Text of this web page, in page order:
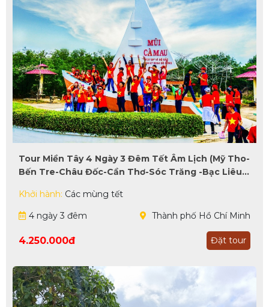
Tour Miền Tây 4 Ngày 3 Đêm Tết Âm Lịch (Mỹ Tho-
Bến Tre-Châu Đốc-Cần Thơ-Sóc Trăng -Bạc Liêu-
Khởi hành: Các mùng tết
4 ngày 3 đêm
Thành phố Hồ Chí Minh
4.250.000đ Đặt tour